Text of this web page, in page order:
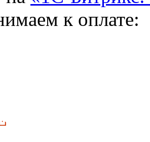
к оплате: